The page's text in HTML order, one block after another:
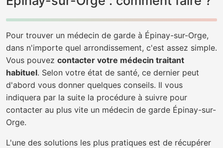
Pour trouver un médecin de garde à Épinay-sur-Orge,
dans n'importe quel arrondissement, c'est assez simple.
Vous pouvez contacter votre médecin traitant
habituel. Selon votre état de santé, ce dernier peut
d'abord vous donner quelques conseils. Il vous
indiquera par la suite la procédure à suivre pour
contacter au plus vite un médecin de garde Épinay-sur-
Orge.
L'une des solutions les plus pratiques est de récupérer